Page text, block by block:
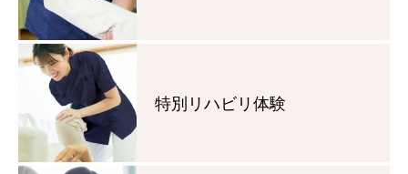
特別リハビリ体験